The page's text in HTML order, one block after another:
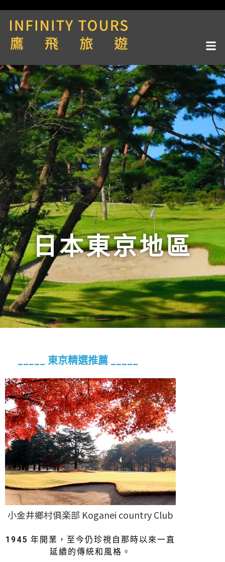
日本東京地區
_____ 東京精選推薦 _____
小金井鄉村俱楽部 Koganei country Club
1945 年開業，至今仍珍視自那時以來一直
延續的傳統和風格。​